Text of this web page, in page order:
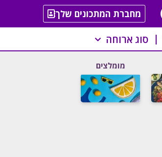
מחברת המתכונים שלך
סוג ארוחה
מומלצים